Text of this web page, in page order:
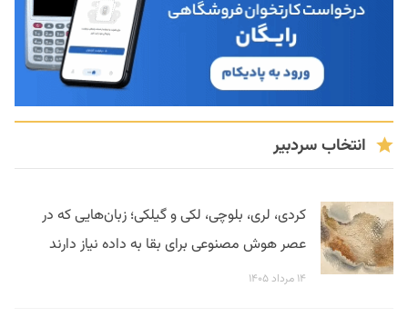
انتخاب سردبیر
کردی، لری، بلوچی، لکی و گیلکی؛ زبان‌هایی که در
عصر هوش مصنوعی برای بقا به داده نیاز دارند
۱۴ مرداد ۱۴۰۵